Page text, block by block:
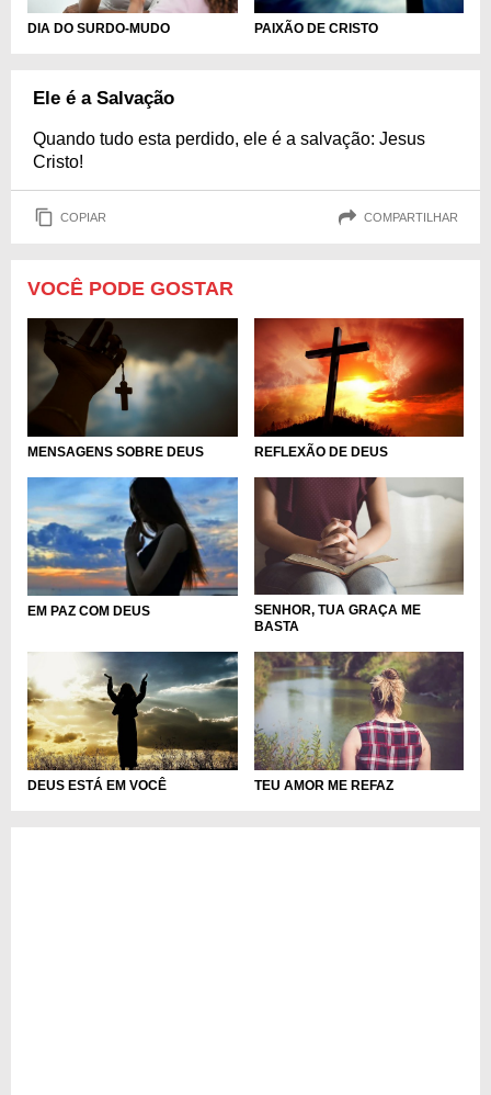
DIA DO SURDO-MUDO PAIXÃO DE CRISTO
Ele é a Salvação
Quando tudo esta perdido, ele é a salvação: Jesus
Cristo!
COPIAR COMPARTILHAR
VOCÊ PODE GOSTAR
MENSAGENS SOBRE DEUS REFLEXÃO DE DEUS
EM PAZ COM DEUS
SENHOR, TUA GRAÇA ME
BASTA
DEUS ESTÁ EM VOCÊ TEU AMOR ME REFAZ